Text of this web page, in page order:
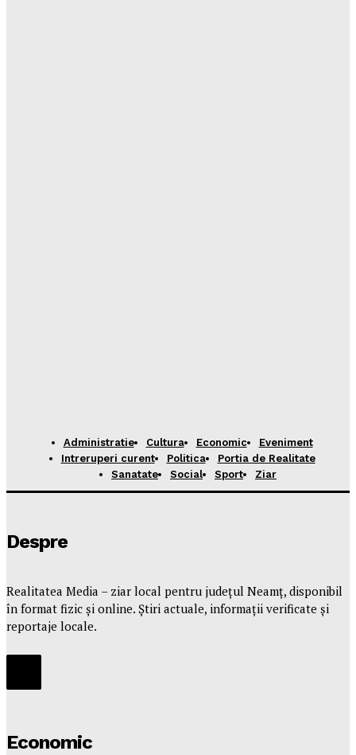
Administratie Cultura Economic
Eveniment
Intreruperi curent
Politica
Portia de Realitate
Sanatate
Social Sport Ziar
Despre
Realitatea Media – ziar local pentru județul Neamț, disponibil
în format fizic și online. Știri actuale, informații verificate și
reportaje locale.
Economic